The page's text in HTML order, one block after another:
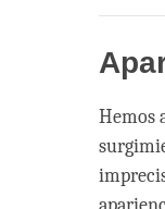
Hemos